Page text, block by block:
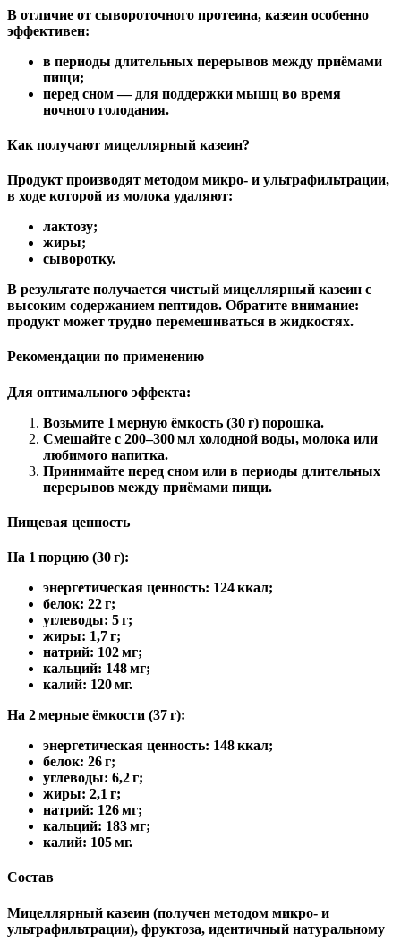
В отличие от сывороточного протеина, казеин особенно
эффективен:
в периоды длительных перерывов между приёмами
пищи;
перед сном — для поддержки мышц во время
ночного голодания.
Как получают мицеллярный казеин?
Продукт производят методом микро‑ и ультрафильтрации,
в ходе которой из молока удаляют:
лактозу;
жиры;
сыворотку.
В результате получается чистый мицеллярный казеин с
высоким содержанием пептидов. Обратите внимание:
продукт может трудно перемешиваться в жидкостях.
Рекомендации по применению
Для оптимального эффекта:
Возьмите 1 мерную ёмкость (30 г) порошка.
Смешайте с 200–300 мл холодной воды, молока или
любимого напитка.
Принимайте перед сном или в периоды длительных
перерывов между приёмами пищи.
Пищевая ценность
На 1 порцию (30 г):
энергетическая ценность: 124 ккал;
белок: 22 г;
углеводы: 5 г;
жиры: 1,7 г;
натрий: 102 мг;
кальций: 148 мг;
калий: 120 мг.
На 2 мерные ёмкости (37 г):
энергетическая ценность: 148 ккал;
белок: 26 г;
углеводы: 6,2 г;
жиры: 2,1 г;
натрий: 126 мг;
кальций: 183 мг;
калий: 105 мг.
Состав
Мицеллярный казеин (получен методом микро‑ и
ультрафильтрации), фруктоза, идентичный натуральному